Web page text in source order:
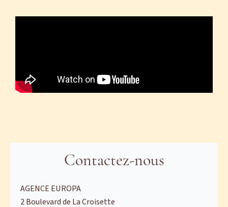
Contactez-nous
AGENCE EUROPA
2 Boulevard de La Croisette